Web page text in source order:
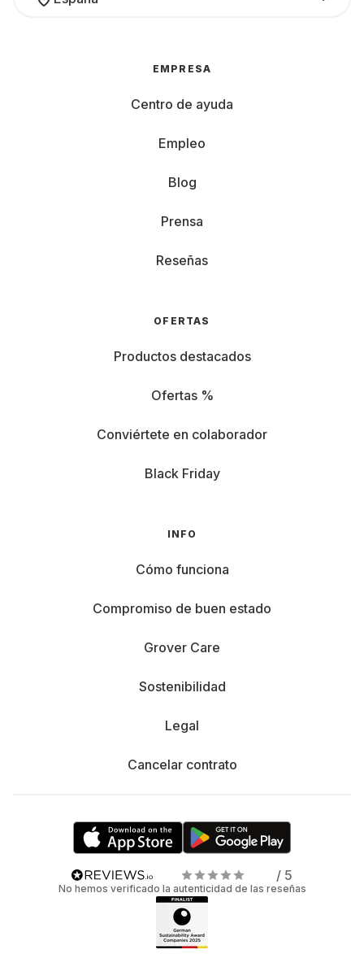
EMPRESA
Centro de ayuda
Empleo
Blog
Prensa
Reseñas
OFERTAS
Productos destacados
Ofertas %
Conviértete en colaborador
Black Friday
INFO
Cómo funciona
Compromiso de buen estado
Grover Care
Sostenibilidad
Legal
Cancelar contrato
/ 5
No hemos verificado la autenticidad de las reseñas